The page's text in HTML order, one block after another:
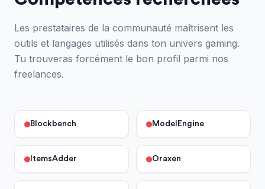
Les prestataires de la communauté maîtrisent les
outils et langages utilisés dans ton univers gaming.
Tu trouveras forcément le bon profil parmi nos
freelances.
Blockbench ModelEngine
ItemsAdder Oraxen